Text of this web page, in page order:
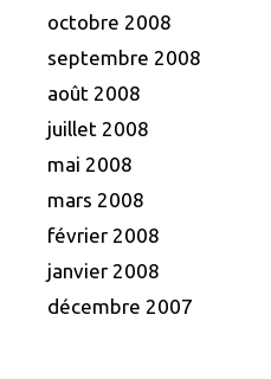
octobre 2008
septembre 2008
août 2008
juillet 2008
mai 2008
mars 2008
février 2008
janvier 2008
décembre 2007